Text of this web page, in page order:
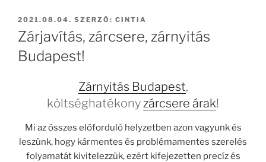
BEKÜLDVE:
2021.08.04. SZERZŐ: CINTIA
Zárjavítás, zárcsere, zárnyitás
Budapest!
Zárnyitás Budapest,
költséghatékony zárcsere árak!
Mi az összes előforduló helyzetben azon vagyunk és
leszünk, hogy kármentes és problémamentes szerelés
folyamatát kivitelezzük, ezért kifejezetten precíz és